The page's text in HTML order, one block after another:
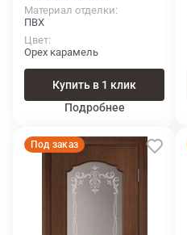
Материал отделки
ПВХ
Цвет
Орех карамель
Купить в 1 клик
Подробнее
Под заказ